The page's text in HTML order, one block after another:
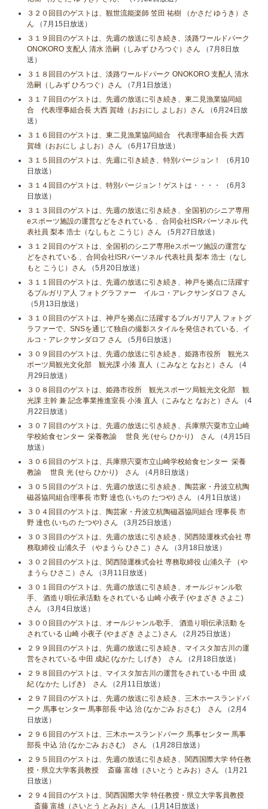
３２０回目のゲストは、観世流能楽師 笠田 祐樹 （かさだ ゆうき）さ
ん （7月15日放送）
３１９回目のゲストは、先週の放送に引き続き、淡路ワールドパーク
ONOKORO 支配人 清水 浩嗣（しみず ひろつぐ）さん （7月8日放
送）
３１８回目のゲストは、淡路ワールドパーク ONOKORO 支配人 清水
浩嗣（しみず ひろつぐ）さん （7月1日放送）
３１７回目のゲストは、先週の放送に引き続き、東二見漁業協同組
合 代表理事組合長 大西 賀雄（おおにし よしお）さん （6月24日放
送）
３１６回目のゲストは、東二見漁業協同組合 代表理事組合長 大西
賀雄（おおにし よしお）さん （6月17日放送）
３１５回目のゲストは、先週に引き続き、特別バージョン！
（6月10
日放送）
３１４回目のゲストは、特別バージョン！ゲストは・・・・
（6月3
日放送）
３１３回目のゲストは、先週の放送に引き続き、全国初のシニア専用
eスポーツ施設の運営などをされている 、合同会社ISRパーソネル 代
表社員 梨本 浩士（なしもと こうじ）さん （5月27日放送）
３１２回目のゲストは、全国初のシニア専用eスポーツ施設の運営な
どをされている 、合同会社ISRパーソネル 代表社員 梨本 浩士（なし
もと こうじ）さん （5月20日放送）
３１１回目のゲストは、先週の放送に引き続き、神戸を拠点に活躍す
るブルガリア人 フォトグラファー イルコ・アレクサンダロフ さん
（5月13日放送）
３１０回目のゲストは、神戸を拠点に活躍するブルガリア人 フォトグ
ラファーで、SNSを通じて独自の撮影スタイルを発信されている、イ
ルコ・アレクサンダロフ さん （5月6日放送）
３０９回目のゲストは、先週の放送に引き続き、姫路市役所 観光ス
ポーツ局観光文化部 観光課 小湊 直人（こみなと なおと）さん （4
月29日放送）
３０８回目のゲストは、姫路市役所 観光スポーツ局観光文化部 観
光課 主幹 兼 記念事業推進室長 小湊 直人（こみなと なおと）さん （4
月22日放送）
３０７回目のゲストは、先週の放送に引き続き、兵庫県宍粟市立山崎
学校給食センター 栄養教諭 世良 光 (せら ひかり) さん （4月15日
放送）
３０６回目のゲストは、兵庫県宍粟市立山崎学校給食センター 栄養
教諭 世良 光 (せら ひかり) さん （4月8日放送）
３０５回目のゲストは、先週の放送に引き続き、陶芸家・丹波立杭陶
磁器協同組合理事長 市野 達也 (いちの たつや) さん （4月1日放送）
３０４回目のゲストは、陶芸家・丹波立杭陶磁器協同組合 理事長 市
野 達也 (いちの たつや) さん （3月25日放送）
３０３回目のゲストは、先週の放送に引き続き、関西陸運株式会社 専
務取締役 山浦久子 （やまうら ひさこ）さん （3月18日放送）
３０２回目のゲストは、関西陸運株式会社 専務取締役 山浦久子 （や
まうら ひさこ）さん （3月11日放送）
３０１回目のゲストは、先週の放送に引き続き、オールジャンル歌
手、 酒造り唄伝承活動 をされている 山崎 小夜子 (やまざき さよこ)
さん （3月4日放送）
３００回目のゲストは、オールジャンル歌手、 酒造り唄伝承活動 を
されている 山崎 小夜子 (やまざき さよこ) さん （2月25日放送）
２９９回目のゲストは、先週の放送に引き続き、マイスタ加古川の運
営をされている 中田 成紀 (なかた しげき) さん （2月18日放送）
２９８回目のゲストは、マイスタ加古川の運営をされている 中田 成
紀 (なかた しげき) さん （2月11日放送）
２９７回目のゲストは、先週の放送に引き続き、三木ホースランドパ
ーク 馬事センター 馬事部長 中込 治 (なかごみ おさむ) さん （2月4
日放送）
２９６回目のゲストは、三木ホースランドパーク 馬事センター 馬事
部長 中込 治 (なかごみ おさむ) さん （1月28日放送）
２９５回目のゲストは、先週の放送に引き続き、関西国際大学 特任教
授・県立大学客員教授 斎藤 富雄（さいとう とみお）さん （1月21
日放送）
２９４回目のゲストは、関西国際大学 特任教授・県立大学客員教授
斎藤 富雄（さいとう とみお）さん （1月14日放送）